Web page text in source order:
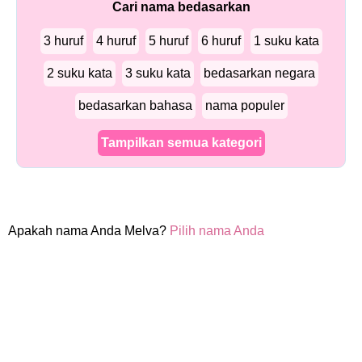
Cari nama bedasarkan
3 huruf 4 huruf 5 huruf 6 huruf 1 suku kata
2 suku kata 3 suku kata bedasarkan negara
bedasarkan bahasa nama populer
Tampilkan semua kategori
Apakah nama Anda Melva? Pilih nama Anda